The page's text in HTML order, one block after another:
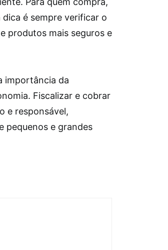
é sempre verificar o
produtos mais seguros e
importância da
Fiscalizar e cobrar
e responsável,
pequenos e grandes